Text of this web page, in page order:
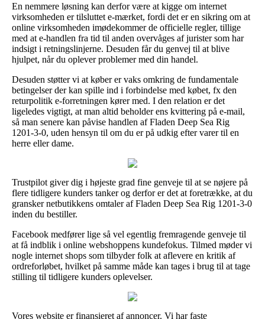
En nemmere løsning kan derfor være at kigge om internet
virksomheden er tilsluttet e-mærket, fordi det er en sikring om at
online virksomheden imødekommer de officielle regler, tillige
med at e-handlen fra tid til anden overvåges af jurister som har
indsigt i retningslinjerne. Desuden får du genvej til at blive
hjulpet, når du oplever problemer med din handel.
Desuden støtter vi at køber er vaks omkring de fundamentale
betingelser der kan spille ind i forbindelse med købet, fx den
returpolitik e-forretningen kører med. I den relation er det
ligeledes vigtigt, at man altid beholder ens kvittering på e-mail,
så man senere kan påvise handlen af Fladen Deep Sea Rig
1201-3-0, uden hensyn til om du er på udkig efter varer til en
herre eller dame.
Trustpilot giver dig i højeste grad fine genveje til at se nøjere på
flere tidligere kunders tanker og derfor er det at foretrække, at du
gransker netbutikkens omtaler af Fladen Deep Sea Rig 1201-3-0
inden du bestiller.
Facebook medfører lige så vel egentlig fremragende genveje til
at få indblik i online webshoppens kundefokus. Tilmed møder vi
nogle internet shops som tilbyder folk at aflevere en kritik af
ordreforløbet, hvilket på samme måde kan tages i brug til at tage
stilling til tidligere kunders oplevelser.
Vores website er finansieret af annoncer. Vi har faste